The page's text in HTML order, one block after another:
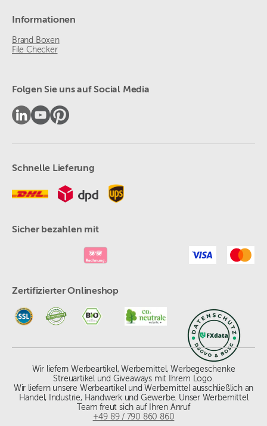
Informationen
Brand Boxen
File Checker
Folgen Sie uns auf Social Media
Schnelle Lieferung
Sicher bezahlen mit
Zertifizierter Onlineshop
Wir liefern Werbeartikel, Werbemittel, Werbegeschenke
Streuartikel und Giveaways mit Ihrem Logo.
Wir liefern unsere Werbeartikel und Werbemittel ausschließlich an
Handel, Industrie, Handwerk und Gewerbe. Unser Werbemittel
Team freut sich auf Ihren Anruf
+49 89 / 790 860 860